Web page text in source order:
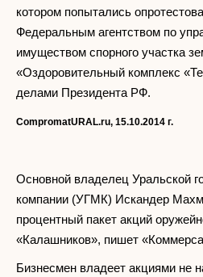
котором попытались
Федеральным агентством по
имуществом спорного участка
«Оздоровительный комплекс
делами Президента РФ.
CompromatURAL.ru, 15.10.2014 г.
Основной владелец Уральской
компании (УГМК) Искандер
процентный пакет акций
«Калашников», пишет
Бизнесмен владеет акциями не